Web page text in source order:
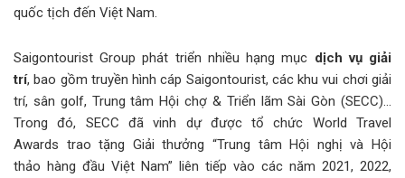
quốc tịch đến Việt Nam.
Saigontourist Group phát triển nhiều hạng mục dịch vụ giải
trí, bao gồm truyền hình cáp Saigontourist, các khu vui chơi giải
trí, sân golf, Trung tâm Hội chợ & Triển lãm Sài Gòn (SECC)…
Trong đó, SECC đã vinh dự được tổ chức World Travel
Awards trao tặng Giải thưởng “Trung tâm Hội nghị và Hội
thảo hàng đầu Việt Nam” liên tiếp vào các năm 2021, 2022,